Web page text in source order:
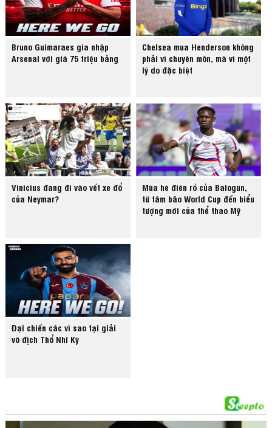
Bruno Guimaraes gia nhập
Arsenal với giá 75 triệu bảng
Chelsea mua Henderson không
phải vì chuyên môn, mà vì một
lý do đặc biệt
Vinicius đang đi vào vết xe đổ
của Neymar?
Mùa hè điên rồ của Balogun,
từ tâm bão World Cup đến biểu
tượng mới của thể thao Mỹ
Đại chiến các vì sao tại giải
vô địch Thổ Nhĩ Kỳ